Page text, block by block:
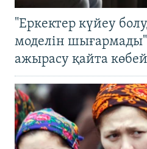
"Еркектер күйеу
моделін
ажырасу қайта